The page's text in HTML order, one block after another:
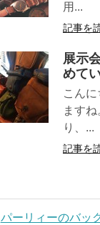
用...
記事を
展示
めて
こん
ます
り、...
記事を
パーリィーのバッ